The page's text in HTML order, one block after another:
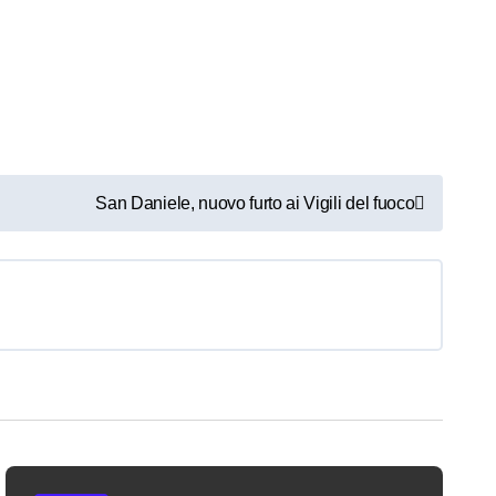
San Daniele, nuovo furto ai Vigili del fuoco